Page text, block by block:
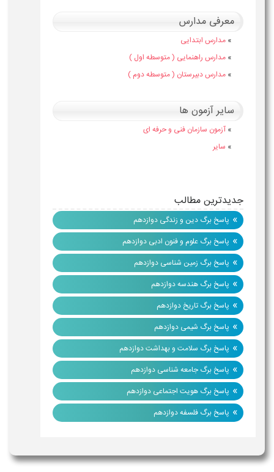
معرفی مدارس
» مدارس ابتدایی
» مدارس راهنمایی ( متوسطه اول )
» مدارس دبیرستان ( متوسطه دوم )
سایر آزمون ها
» آزمون سازمان فنی و حرفه ای
» سایر
جدیدترین مطالب
» پاسخ برگ دین و زندگی دوازدهم
» پاسخ برگ علوم و فنون ادبی دوازدهم
» پاسخ برگ زمین شناسی دوازدهم
» پاسخ برگ هندسه دوازدهم
» پاسخ برگ تاریخ دوازدهم
» پاسخ برگ شیمی دوازدهم
» پاسخ برگ سلامت و بهداشت دوازدهم
» پاسخ برگ جامعه شناسی دوازدهم
» پاسخ برگ هویت اجتماعی دوازدهم
» پاسخ برگ فلسفه دوازدهم